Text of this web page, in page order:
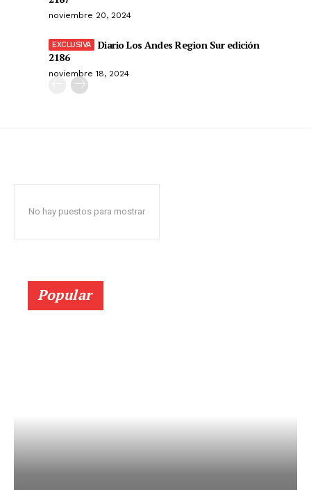
noviembre 20, 2024
Diario Los Andes Region Sur edición
2186
noviembre 18, 2024
No hay puestos para mostrar
Popular